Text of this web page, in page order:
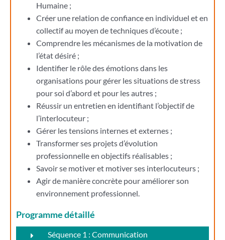
Humaine ;
Créer une relation de confiance en individuel et en
collectif au moyen de techniques d’écoute ;
Comprendre les mécanismes de la motivation de
l’état désiré ;
Identifier le rôle des émotions dans les
organisations pour gérer les situations de stress
pour soi d’abord et pour les autres ;
Réussir un entretien en identifiant l’objectif de
l’interlocuteur ;
Gérer les tensions internes et externes ;
Transformer ses projets d’évolution
professionnelle en objectifs réalisables ;
Savoir se motiver et motiver ses interlocuteurs ;
Agir de manière concrète pour améliorer son
environnement professionnel.
Programme détaillé
Séquence 1 : Communication